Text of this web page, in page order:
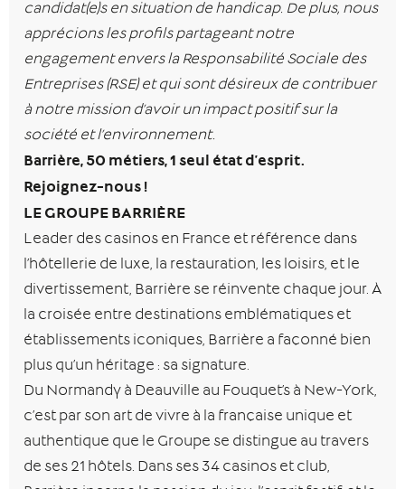
candidat(e)s en situation de handicap. De plus, nous
apprécions les profils partageant notre
engagement envers la Responsabilité Sociale des
Entreprises (RSE) et qui sont désireux de contribuer
à notre mission d’avoir un impact positif sur la
société et l’environnement.
Barrière, 50 métiers, 1 seul état d’esprit.
Rejoignez-nous !
LE GROUPE BARRIÈRE
Leader des casinos en France et référence dans
l’hôtellerie de luxe, la restauration, les loisirs, et le
divertissement, Barrière se réinvente chaque jour. À
la croisée entre destinations emblématiques et
établissements iconiques, Barrière a façonné bien
plus qu’un héritage : sa signature.
Du Normandy à Deauville au Fouquet’s à New-York,
c’est par son art de vivre à la française unique et
authentique que le Groupe se distingue au travers
de ses 21 hôtels. Dans ses 34 casinos et club,